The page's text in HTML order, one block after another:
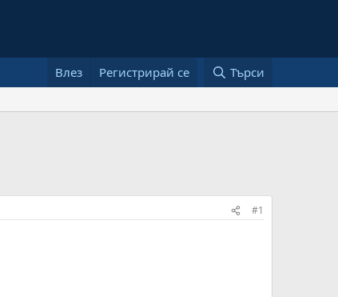
Влез Регистрирай се Търси
#1